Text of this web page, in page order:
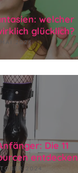
welcher
glücklich?
2026
Die 11
entdecken
2024